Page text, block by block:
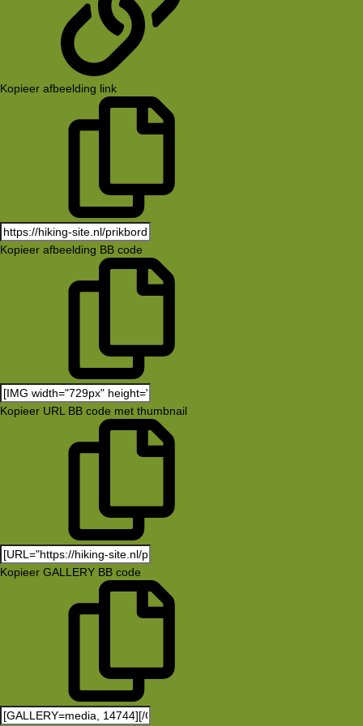
Kopieer afbeelding link
Kopieer afbeelding BB code
Kopieer URL BB code met thumbnail
Kopieer GALLERY BB code